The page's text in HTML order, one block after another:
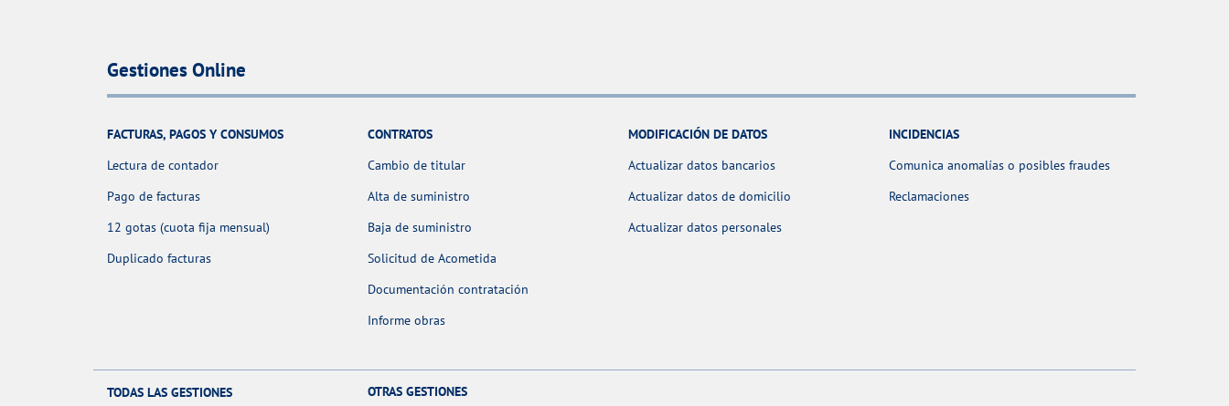
Gestiones Online
FACTURAS, PAGOS Y CONSUMOS
Lectura de contador
Pago de facturas
12 gotas (cuota fija mensual)
Duplicado facturas
CONTRATOS
Cambio de titular
Alta de suministro
Baja de suministro
Solicitud de Acometida
Documentación contratación
Informe obras
MODIFICACIÓN DE DATOS
Actualizar datos bancarios
Actualizar datos de domicilio
Actualizar datos personales
INCIDENCIAS
Comunica anomalías o posibles fraudes
Reclamaciones
TODAS LAS GESTIONES
OTRAS GESTIONES